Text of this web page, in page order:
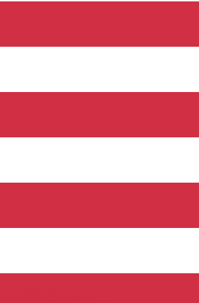
concurrents.
à titre informatif uniquement.